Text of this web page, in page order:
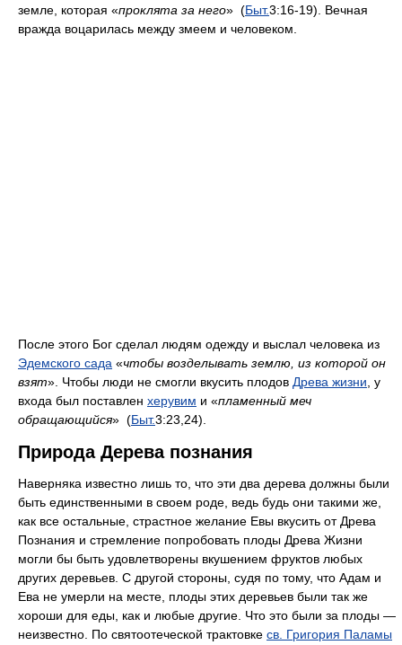
земле, которая «проклята за него» (Быт.3:16-19). Вечная
вражда воцарилась между змеем и человеком.
После этого Бог сделал людям одежду и выслал человека из
Эдемского сада «чтобы возделывать землю, из которой он
взят». Чтобы люди не смогли вкусить плодов Древа жизни, у
входа был поставлен херувим и «пламенный меч
обращающийся» (Быт.3:23,24).
Природа Дерева познания
Наверняка известно лишь то, что эти два дерева должны были
быть единственными в своем роде, ведь будь они такими же,
как все остальные, страстное желание Евы вкусить от Древа
Познания и стремление попробовать плоды Древа Жизни
могли бы быть удовлетворены вкушением фруктов любых
других деревьев. С другой стороны, судя по тому, что Адам и
Ева не умерли на месте, плоды этих деревьев были так же
хороши для еды, как и любые другие. Что это были за плоды —
неизвестно. По святоотеческой трактовке св. Григория Паламы